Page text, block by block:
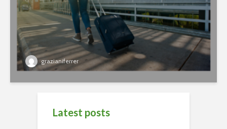
grazianiferrer
Latest posts